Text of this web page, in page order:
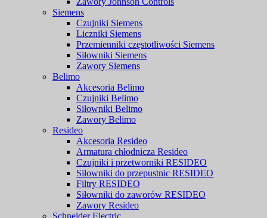
Siemens
Czujniki Siemens
Liczniki Siemens
Przemienniki częstotliwości Siemens
Siłowniki Siemens
Zawory Siemens
Belimo
Akcesoria Belimo
Czujniki Belimo
Siłowniki Belimo
Zawory Belimo
Resideo
Akcesoria Resideo
Armatura chłodnicza Resideo
Czujniki i przetworniki RESIDEO
Siłowniki do przepustnic RESIDEO
Filtry RESIDEO
Siłowniki do zaworów RESIDEO
Zawory Resideo
Schneider Electric